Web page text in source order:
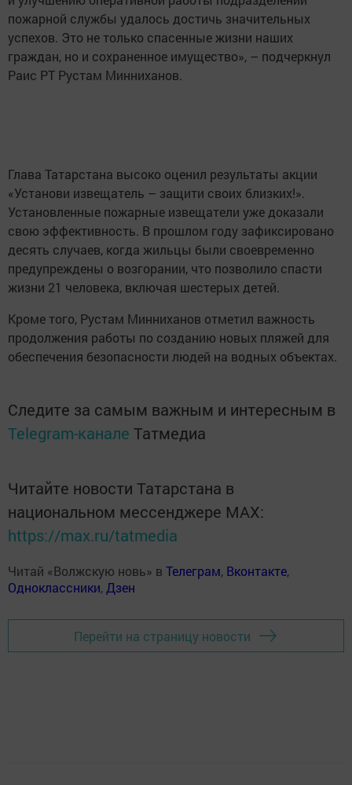
пожарной службы удалось достичь значительных
успехов. Это не только спасенные жизни наших
граждан, но и сохраненное имущество», – подчеркнул
Раис РТ Рустам Минниханов.
Глава Татарстана высоко оценил результаты акции
«Установи извещатель – защити своих близких!».
Установленные пожарные извещатели уже доказали
свою эффективность. В прошлом году зафиксировано
десять случаев, когда жильцы были своевременно
предупреждены о возгорании, что позволило спасти
жизни 21 человека, включая шестерых детей.
Кроме того, Рустам Минниханов отметил важность
продолжения работы по созданию новых пляжей для
обеспечения безопасности людей на водных объектах.
Следите за самым важным и интересным в
Telegram-канале Татмедиа
Читайте новости Татарстана в
национальном мессенджере MАХ:
https://max.ru/tatmedia
Читай «Волжскую новь» в Телеграм, Вконтакте,
Одноклассники,Дзен
Перейти на страницу новости